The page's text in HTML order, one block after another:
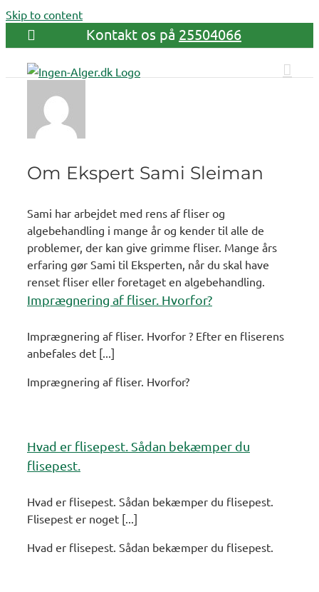
Skip to content
Kontakt os på 25504066
Om Ekspert Sami Sleiman
Sami har arbejdet med rens af fliser og
algebehandling i mange år og kender til alle de
problemer, der kan give grimme fliser. Mange års
erfaring gør Sami til Eksperten, når du skal have
renset fliser eller foretaget en algebehandling.
Imprægnering af fliser. Hvorfor?
Imprægnering af fliser. Hvorfor ? Efter en fliserens
anbefales det [...]
Imprægnering af fliser. Hvorfor?
Hvad er flisepest. Sådan bekæmper du
flisepest.
Hvad er flisepest. Sådan bekæmper du flisepest.
Flisepest er noget [...]
Hvad er flisepest. Sådan bekæmper du flisepest.